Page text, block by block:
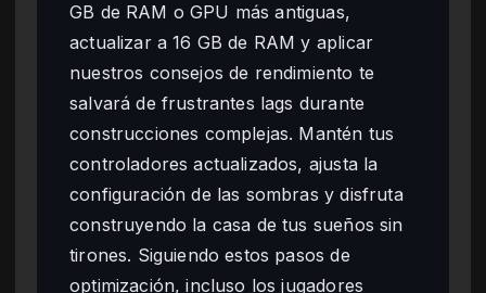
GB de RAM o GPU más antiguas,
actualizar a 16 GB de RAM y aplicar
nuestros consejos de rendimiento te
salvará de frustrantes lags durante
construcciones complejas. Mantén tus
controladores actualizados, ajusta la
configuración de las sombras y disfruta
construyendo la casa de tus sueños sin
tirones. Siguiendo estos pasos de
optimización, incluso los jugadores